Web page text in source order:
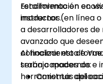
rendimiento en
modernos.
Esta formación en
instructor (en línea
a desarrolladores
avanzado que
conocimiento de
trabajo modernos e
herramientas del
Al finalizar esta
serán capaces de:
Construir